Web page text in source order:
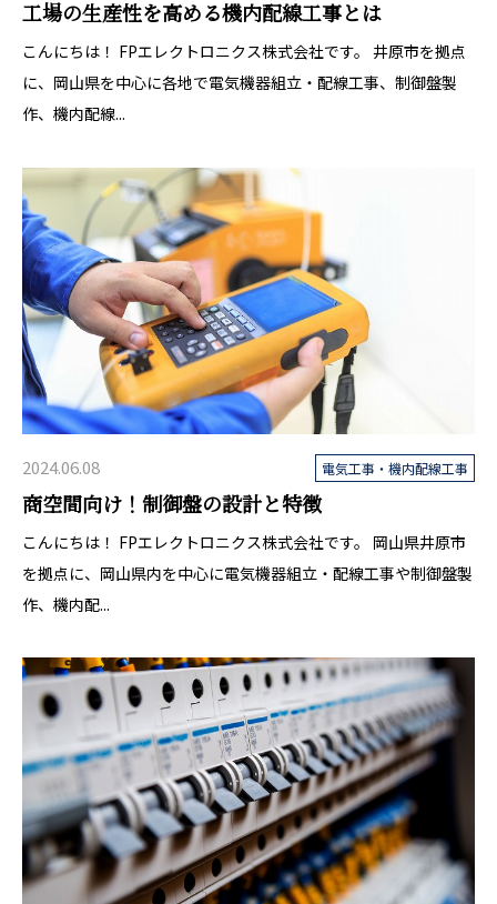
工場の生産性を高める機内配線工事とは
こんにちは！ FPエレクトロニクス株式会社です。 井原市を拠点
に、岡山県を中心に各地で電気機器組立・配線工事、制御盤製
作、機内配線...
2024.06.08 電気工事・機内配線工事
商空間向け！制御盤の設計と特徴
こんにちは！ FPエレクトロニクス株式会社です。 岡山県井原市
を拠点に、岡山県内を中心に電気機器組立・配線工事や制御盤製
作、機内配...